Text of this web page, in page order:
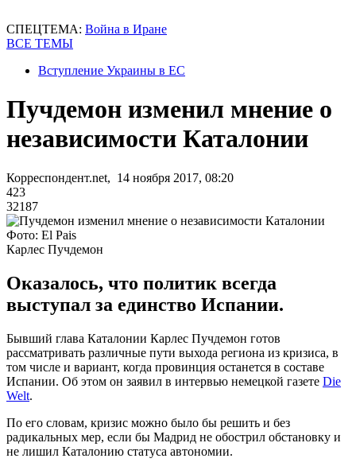
СПЕЦТЕМА: Война в Иране
ВСЕ ТЕМЫ
Вступление Украины в ЕС
Пучдемон изменил мнение о
независимости Каталонии
Корреспондент.net, 14 ноября 2017, 08:20
423
32187
Фото: El Pais
Карлес Пучдемон
Оказалось, что политик всегда
выступал за единство Испании.
Бывший глава Каталонии Карлес Пучдемон готов
рассматривать различные пути выхода региона из кризиса, в
том числе и вариант, когда провинция останется в составе
Испании. Об этом он заявил в интервью немецкой газете Die
Welt.
По его словам, кризис можно было бы решить и без
радикальных мер, если бы Мадрид не обострил обстановку и
не лишил Каталонию статуса автономии.